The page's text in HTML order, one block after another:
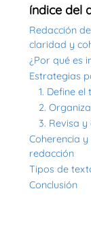
índice del
Redacción
claridad y
¿Por qué es
Estrategias
1. Define
2.
3. Revisa
Coherencia
redacción
Tipos de
Conclusión